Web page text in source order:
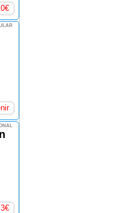
€
3€